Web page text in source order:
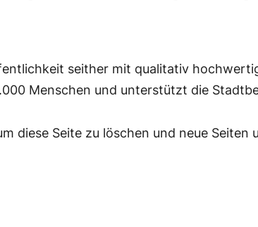
seither mit qualitativ
Menschen und unterstützt die
diese Seite zu löschen und neue Seiten